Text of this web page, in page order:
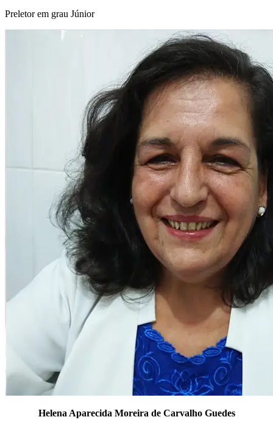
Preletor em grau Júnior
Helena Aparecida Moreira de Carvalho Guedes